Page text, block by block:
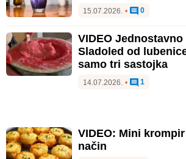
15.07.2026. • 0
VIDEO
Sladoled od
samo tri sastojka
14.07.2026. • 1
VIDEO: Mini
način